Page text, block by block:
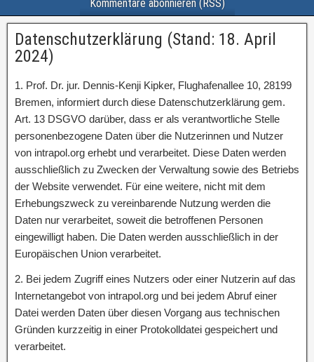
Kommentare abonnieren (RSS)
Datenschutzerklärung (Stand: 18. April
2024)
1. Prof. Dr. jur. Dennis-Kenji Kipker, Flughafenallee 10, 28199
Bremen, informiert durch diese Datenschutzerklärung gem.
Art. 13 DSGVO darüber, dass er als verantwortliche Stelle
personenbezogene Daten über die Nutzerinnen und Nutzer
von intrapol.org erhebt und verarbeitet. Diese Daten werden
ausschließlich zu Zwecken der Verwaltung sowie des Betriebs
der Website verwendet. Für eine weitere, nicht mit dem
Erhebungszweck zu vereinbarende Nutzung werden die
Daten nur verarbeitet, soweit die betroffenen Personen
eingewilligt haben. Die Daten werden ausschließlich in der
Europäischen Union verarbeitet.
2. Bei jedem Zugriff eines Nutzers oder einer Nutzerin auf das
Internetangebot von intrapol.org und bei jedem Abruf einer
Datei werden Daten über diesen Vorgang aus technischen
Gründen kurzzeitig in einer Protokolldatei gespeichert und
verarbeitet.